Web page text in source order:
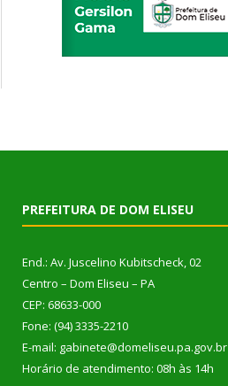
PREFEITURA DE DOM ELISEU
End.: Av. Juscelino Kubitscheck, 02
Centro – Dom Eliseu – PA
CEP: 68633-000
Fone: (94) 3335-2210
E-mail: gabinete@domeliseu.pa.gov.br
Horário de atendimento: 08h às 14h